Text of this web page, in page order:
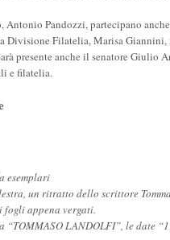
Pandozzi, partecipano
Divisione Filatelia, Marisa Giannini,
presente anche il senatore Giulio
e filatelia.
esemplari
un ritratto dello scrittore
fogli appena vergati.
LANDOLFI”, le date